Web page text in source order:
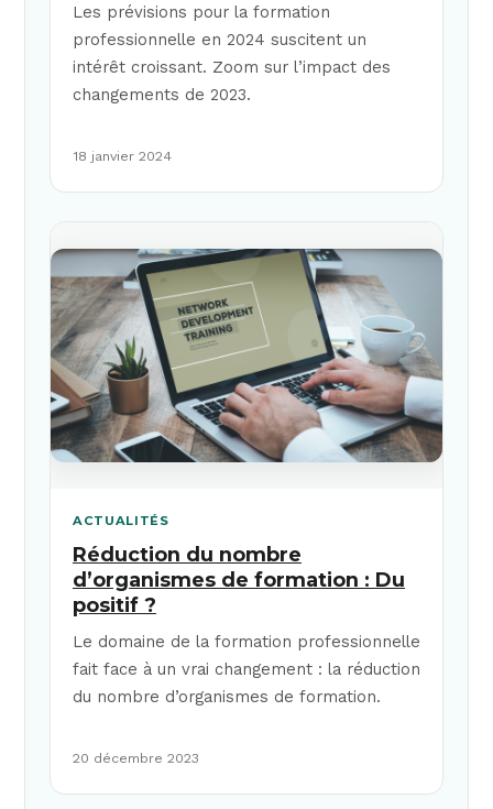
Les prévisions pour la formation
professionnelle en 2024 suscitent un
intérêt croissant. Zoom sur l’impact des
changements de 2023.
18 janvier 2024
ACTUALITÉS
Réduction du nombre
d’organismes de formation : Du
positif ?
Le domaine de la formation professionnelle
fait face à un vrai changement : la réduction
du nombre d’organismes de formation.
20 décembre 2023